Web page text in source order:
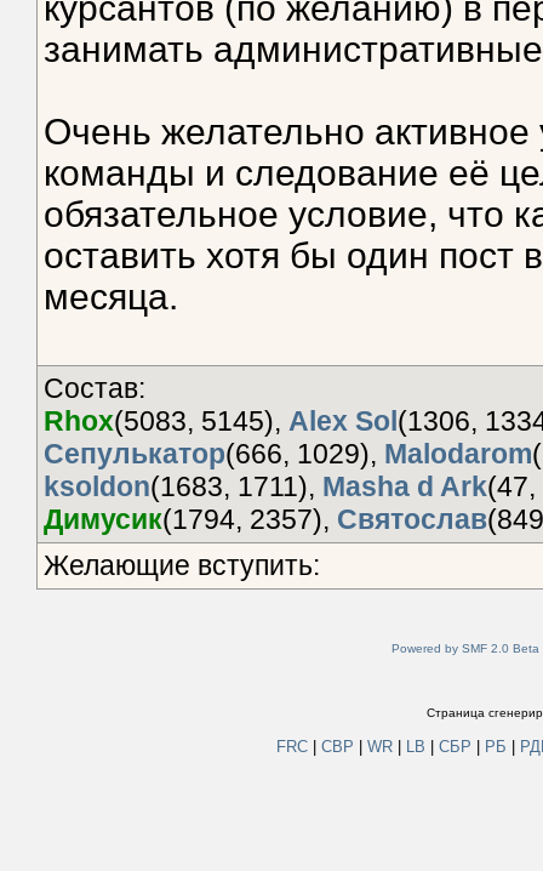
курсантов (по желанию) в
занимать
Очень желательно активное
команды и следование её
обязательное условие,
оставить хотя бы один
месяца.
Состав:
Rhox(5083, 5145), Alex Sol (1306,
Сепулькатор(666, 1029), Malodarom
ksoldon(1683, 1711), Masha d Ark
Димусик(1794, 2357), Святослав
Желающие вступить:
Powered by SMF 2.0 Beta
Страница
FRC СВР WR LB СБР РБ